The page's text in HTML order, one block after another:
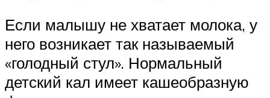
Если малышу не хватает молока, у
него возникает так называемый
«голодный стул». Нормальный
детский кал имеет кашеобразную